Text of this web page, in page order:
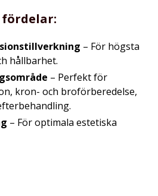
– För högsta
hållbarhet.
– Perfekt för
kron- och broförberedelse,
– För optimala estetiska